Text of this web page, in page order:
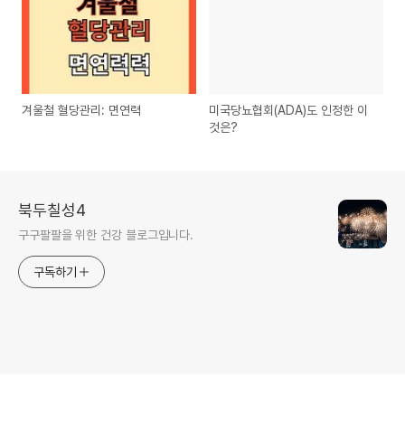
겨울철 혈당관리: 면연력
미국당뇨협회(ADA)도 인정한 이
것은?
북두칠성4
구구팔팔을 위한 건강 블로그입니다.
구독하기